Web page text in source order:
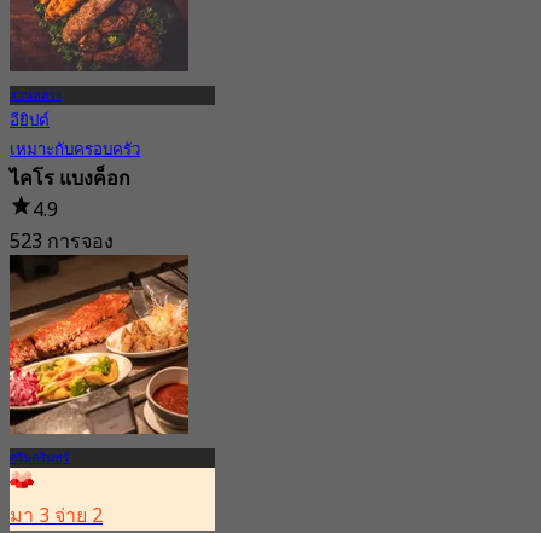
สวนหลวง
อียิปต์
เหมาะกับครอบครัว
ไคโร แบงค็อก
4.9
523 การจอง
จาก฿ 422.5
ศรีนครินทร์
มา 3 จ่าย 2